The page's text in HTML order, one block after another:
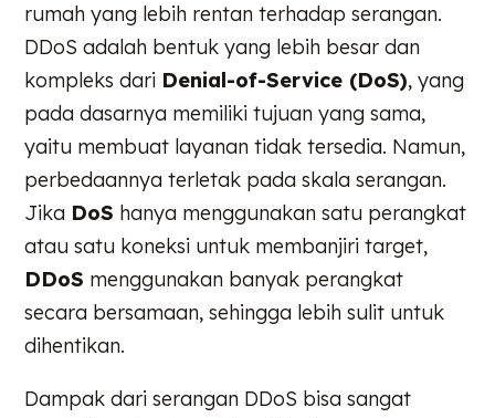
rumah yang lebih rentan terhadap serangan.
DDoS adalah bentuk yang lebih besar dan
kompleks dari Denial-of-Service (DoS), yang
pada dasarnya memiliki tujuan yang sama,
yaitu membuat layanan tidak tersedia. Namun,
perbedaannya terletak pada skala serangan.
Jika DoS hanya menggunakan satu perangkat
atau satu koneksi untuk membanjiri target,
DDoS menggunakan banyak perangkat
secara bersamaan, sehingga lebih sulit untuk
dihentikan.
Dampak dari serangan DDoS bisa sangat